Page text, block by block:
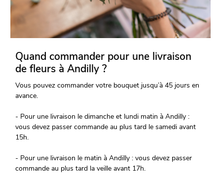
Quand commander pour une livraison
de fleurs à Andilly ?
Vous pouvez commander votre bouquet jusqu’à 45 jours en
avance.
- Pour une livraison le dimanche et lundi matin à Andilly :
vous devez passer commande au plus tard le samedi avant
15h.
- Pour une livraison le matin à Andilly : vous devez passer
commande au plus tard la veille avant 17h.